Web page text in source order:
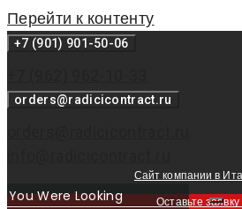
Перейти к контенту
+7 (901) 901-50-06
orders@radicicontract.ru
Сайт компании в
Оставьте заявку